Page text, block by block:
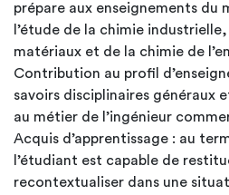
prépare aux enseignements du
l’étude de la chimie
matériaux et de la chimie de
Contribution au profil
savoirs disciplinaires généraux
au métier de l’ingénieur
Acquis d’apprentissage : au
l’étudiant est capable de
recontextualiser dans une